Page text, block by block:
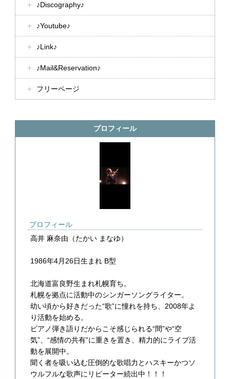
♪Discography♪
♪Youtube♪
♪Link♪
♪Mail&Reservation♪
フリーページ
プロフィール
プロフィール
高井 麻奈由（たかい まなゆ）
1986年4月26日生まれ B型
北海道富良野生まれ札幌育ち。
札幌を拠点に活動中のシンガーソングライター。
幼い頃から好きだった“歌”に憧れを持ち、2008年よ
り活動を始める。
ピアノ弾き語りだからこそ感じられる“間”や“空
気”、“感情の共有”に重きを置き、精力的にライブ活
動を展開中。
聞く者を吸い込む圧倒的な歌唱力とハスキーかつソ
ウルフルな歌声にリピーター続出中！！！